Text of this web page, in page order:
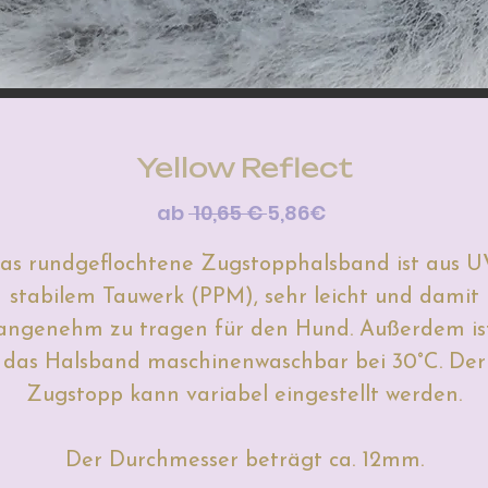
Yellow Reflect
ab 10,65 € Standardpreis
5,86€Sale-
rundgeflochtene Zugstopphalsband ist aus
stabilem Tauwerk (PPM), sehr leicht und damit
zu tragen für den Hund. Außerdem
das Halsband maschinenwaschbar bei 30°C. Der
Zugstopp kann variabel eingestellt werden.
Der Durchmesser beträgt ca. 12mm.